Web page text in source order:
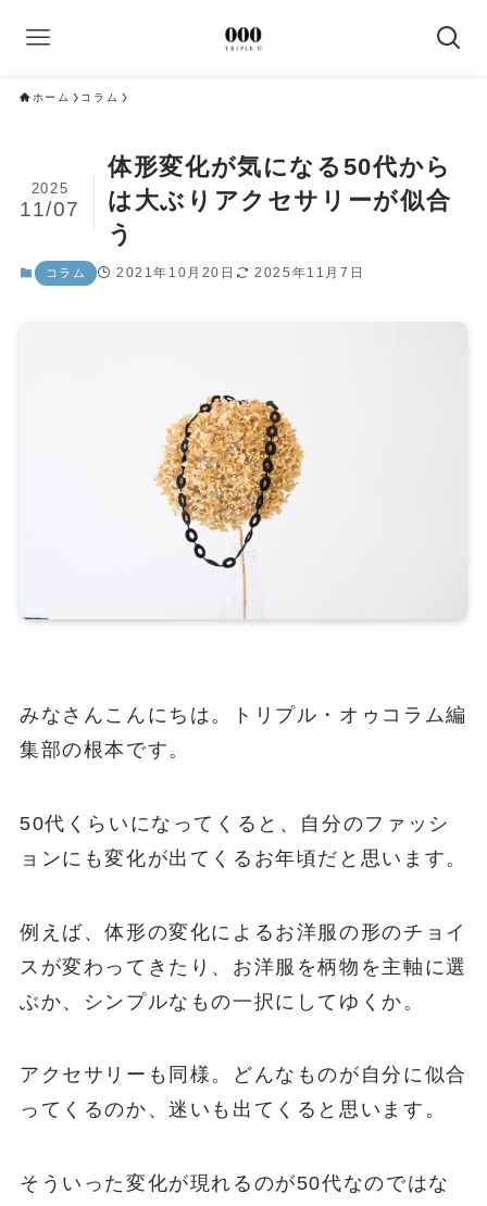
ホーム コラム
体形変化が気になる50代から
は大ぶりアクセサリーが似合
う
2025
11/07
コラム 2021年10月20日 2025年11月7日
みなさんこんにちは。トリプル・オゥコラム編
集部の根本です。
50代くらいになってくると、自分のファッシ
ョンにも変化が出てくるお年頃だと思います。
例えば、体形の変化によるお洋服の形のチョイ
スが変わってきたり、お洋服を柄物を主軸に選
ぶか、シンプルなもの一択にしてゆくか。
アクセサリーも同様。どんなものが自分に似合
ってくるのか、迷いも出てくると思います。
そういった変化が現れるのが50代なのではな